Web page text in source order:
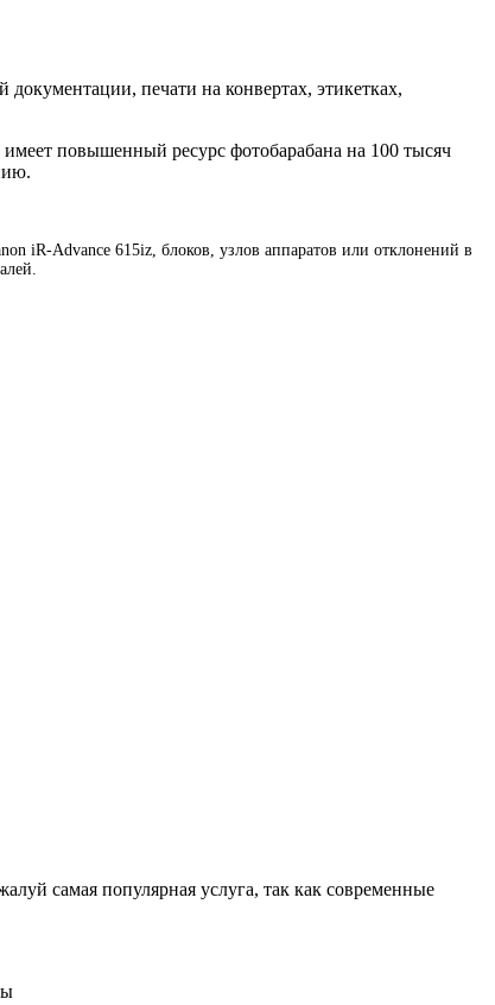
печати на конвертах, этикетках,
повышенный ресурс фотобарабана на 100 тысяч
iR-Advance 615iz, блоков, узлов аппаратов или отклонений в
самая популярная услуга, так как современные